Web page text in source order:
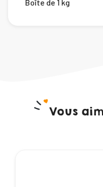
Boîte de 1 kg
Vous